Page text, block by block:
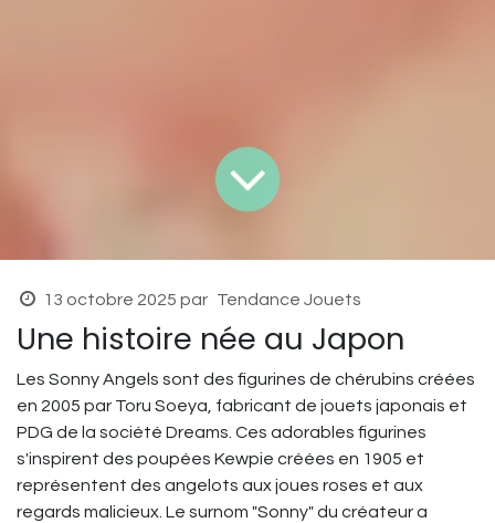
13 octobre 2025 par Tendance Jouets
Une histoire née au Japon
Les Sonny Angels sont des figurines de chérubins créées
en 2005 par Toru Soeya, fabricant de jouets japonais et
PDG de la société Dreams. Ces adorables figurines
s'inspirent des poupées Kewpie créées en 1905 et
représentent des angelots aux joues roses et aux
regards malicieux. Le surnom "Sonny" du créateur a